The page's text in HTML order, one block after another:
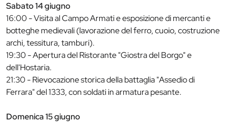
Sabato 14 giugno
16:00 - Visita al Campo Armati e esposizione di mercanti e
botteghe medievali (lavorazione del ferro, cuoio, costruzione
archi, tessitura, tamburi).
19:30 - Apertura del Ristorante "Giostra del Borgo" e
dell'Hostaria.
21:30 - Rievocazione storica della battaglia "Assedio di
Ferrara" del 1333, con soldati in armatura pesante.
Domenica 15 giugno